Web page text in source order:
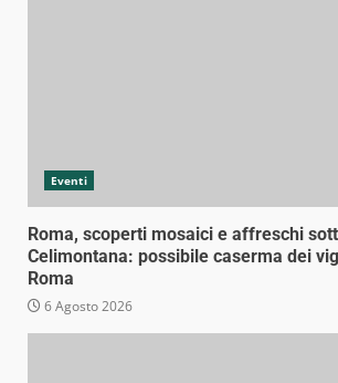
Eventi
Roma, scoperti mosaici e affreschi
Celimontana: possibile caserma dei
Roma
6 Agosto 2026